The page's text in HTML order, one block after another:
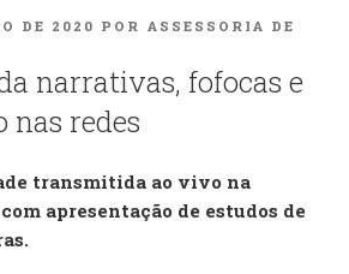
DE 2020 POR ASSESSORIA DE
narrativas, fofocas e
nas redes
transmitida ao vivo na
apresentação de estudos de